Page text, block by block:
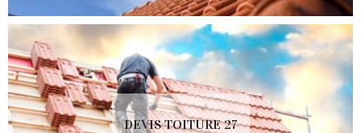
DEVIS TOITURE 27